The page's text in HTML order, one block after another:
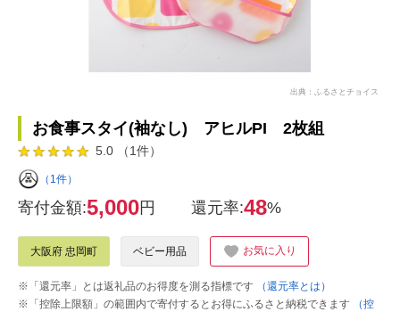
出典：ふるさとチョイス
お食事スタイ(袖なし) アヒルPI 2枚組
5.0 （1件）
（1件）
寄付金額:5,000円 還元率:48%
大阪府 忠岡町 ベビー用品 お気に入り
※「還元率」とは返礼品のお得度を測る指標です
（還元率とは）
※「控除上限額」の範囲内で寄付するとお得にふるさと納税できます
（控